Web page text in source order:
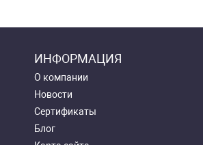
ИНФОРМАЦИЯ
О компании
Новости
Сертификаты
Блог